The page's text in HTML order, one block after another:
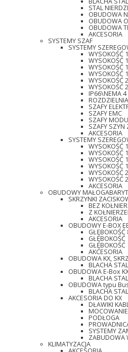
STAL
OBUDOWA
OBUDOWA
OBUDOWA
AKCESORIA
SYSTEMY SZAF
SYSTEMY
WYSOKOŚĆ
WYSOKOŚĆ
WYSOKOŚĆ
WYSOKOŚĆ
WYSOKOŚĆ
WYSOKOŚĆ
IP66\NEMA 4
SZAFY
SZAFY EMC
SZAFY
SZAFY SZYN
AKCESORIA
SYSTEMY
WYSOKOŚĆ
WYSOKOŚĆ
WYSOKOŚĆ
WYSOKOŚĆ
WYSOKOŚĆ
WYSOKOŚĆ
AKCESORIA
OBUDOWY
SKRZYNKI
BEZ
Z
AKCESORIA
OBUDOWY E-BOX
AKCESORIA
OBUDOWA KX,
BLACHA
OBUDOWA E-Box
BLACHA
OBUDOWA typu
BLACHA
AKCESORIA DO KX
DŁAWIKI
PODŁOGA
SYSTEMY
ZABUDOWA
KLIMATYZACJA